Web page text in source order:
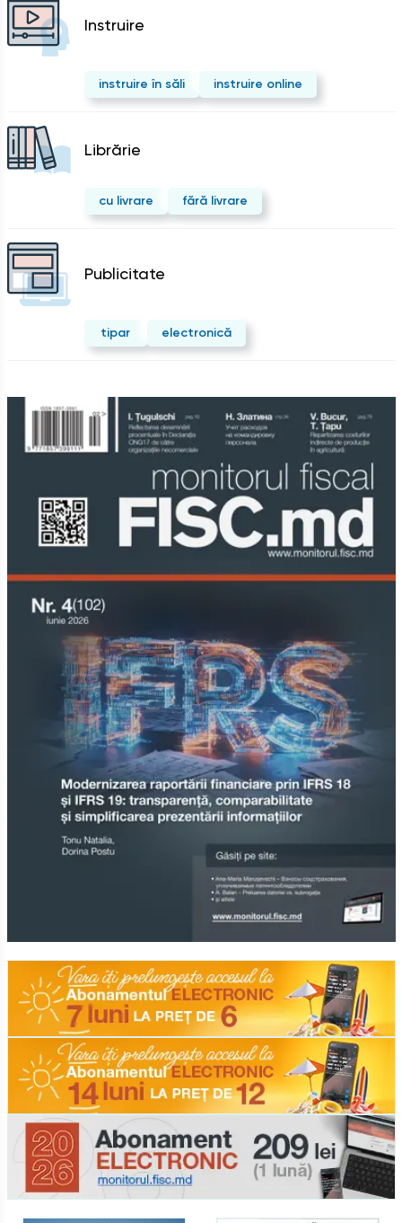
Instruire
instruire în săli instruire online
Librărie
cu livrare fără livrare
Publicitate
tipar electronică